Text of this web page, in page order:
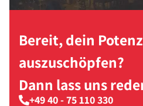
Bereit, dein
auszuschöpfen?
Dann lass uns
+49 40 - 75 110 330